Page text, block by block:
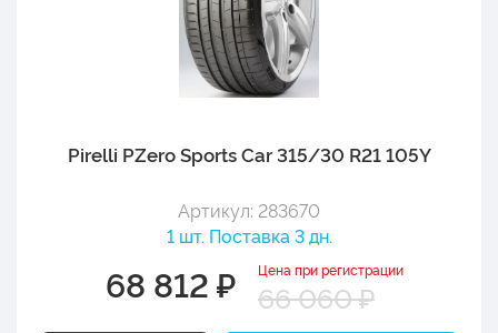
Pirelli PZero Sports Car 315/30 R21 105Y
Артикул: 283670
1 шт. Поставка 3 дн.
68 812 ₽ Цена при регистрации
66 060 ₽